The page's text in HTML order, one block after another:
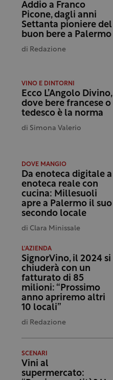
Addio a Franco
Picone, dagli anni
Settanta pioniere del
buon bere a Palermo
di Redazione
VINO E DINTORNI
Ecco L’Angolo Divino,
dove bere francese o
tedesco è la norma
di Simona Valerio
DOVE MANGIO
Da enoteca digitale a
enoteca reale con
cucina: Millesuoli
apre a Palermo il suo
secondo locale
di Clara Minissale
L'AZIENDA
SignorVino, il 2024 si
chiuderà con un
fatturato di 85
milioni: “Prossimo
anno apriremo altri
10 locali”
di Redazione
SCENARI
Vini al
supermercato: